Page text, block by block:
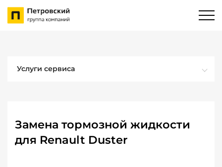
Услуги сервиса
Замена тормозной жидкости
для Renault Duster